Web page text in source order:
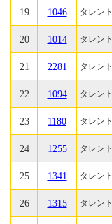
19 1046 タレント
20 1014 タレント
21 2281 タレント
22 1094 タレント
23 1180 タレント
24 1255 タレント
25 1341 タレント
26 1315 タレント